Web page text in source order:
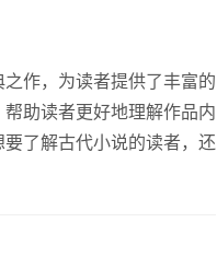
作，为读者提供了丰富的
助读者更好地理解作品内
了解古代小说的读者，还